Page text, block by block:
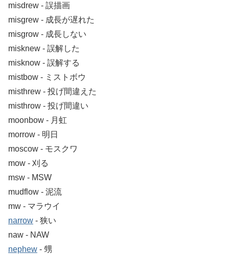
misdrew ‐ 誤描画
misgrew ‐ 成長が遅れた
misgrow ‐ 成長しない
misknew ‐ 誤解した
misknow ‐ 誤解する
mistbow ‐ ミストボウ
misthrew ‐ 投げ間違えた
misthrow ‐ 投げ間違い
moonbow ‐ 月虹
morrow ‐ 明日
moscow ‐ モスクワ
mow ‐ 刈る
msw ‐ MSW
mudflow ‐ 泥流
mw ‐ マラウイ
narrow ‐ 狭い
naw ‐ NAW
nephew ‐ 甥